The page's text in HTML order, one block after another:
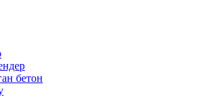
бетон